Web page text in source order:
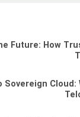
Future: How
Sovereign